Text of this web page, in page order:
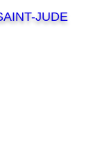
JUDE